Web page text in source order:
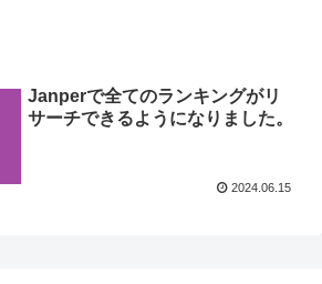
Janperで全てのランキングがリ
サーチできるようになりました。
2024.06.15